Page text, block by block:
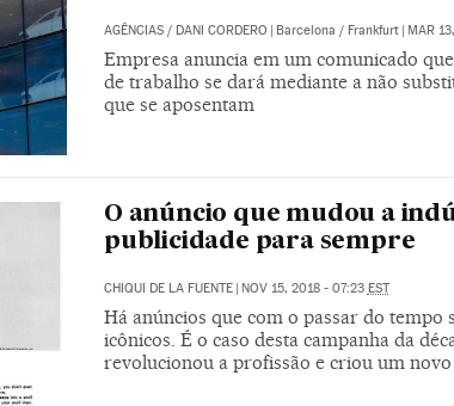
AGÊNCIAS/ DANI CORDERO | Barcelona / Frankfurt | MAR
Empresa anuncia em um comunicado
de trabalho se dará mediante a não
que se aposentam
O anúncio que mudou a
publicidade para sempre
CHIQUI DE LA FUENTE NOV 15, 2018 - 07:23 EST
Há anúncios que com o passar do tempo
icônicos. É o caso desta campanha da
revolucionou a profissão e criou um